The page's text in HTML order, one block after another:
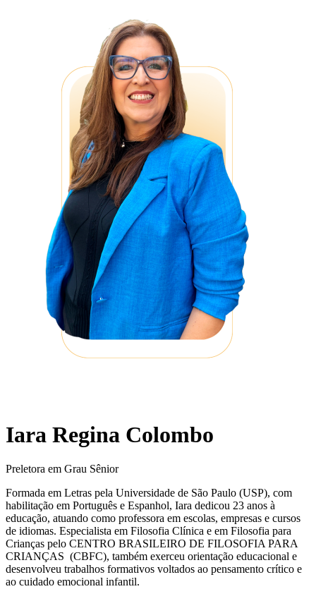
Iara Regina Colombo
Preletora em Grau Sênior
Formada em Letras pela Universidade de São Paulo (USP), com
habilitação em Português e Espanhol, Iara dedicou 23 anos à
educação, atuando como professora em escolas, empresas e cursos
de idiomas. Especialista em Filosofia Clínica e em Filosofia para
Crianças pelo CENTRO BRASILEIRO DE FILOSOFIA PARA
CRIANÇAS (CBFC), também exerceu orientação educacional e
desenvolveu trabalhos formativos voltados ao pensamento crítico e
ao cuidado emocional infantil.